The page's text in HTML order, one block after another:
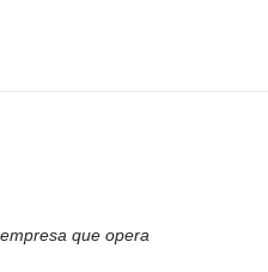
que opera